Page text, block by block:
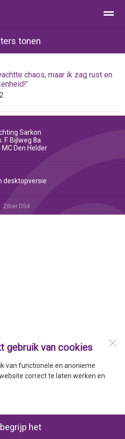
Contact E-mail
gebruik van cookies
van functionele en anonieme
correct te laten werken en
het
tonen
chaos, maar ik zag rust en
Sarkon
F. Bijlweg 8a
MC Den Helder
desktopversie
Ziber DS4